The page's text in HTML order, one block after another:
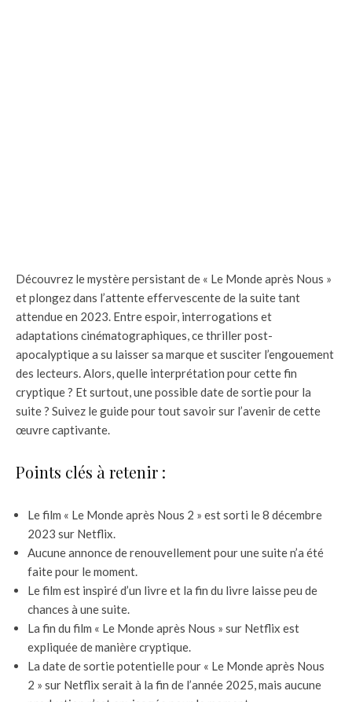
Découvrez le mystère persistant de « Le Monde après Nous »
et plongez dans l’attente effervescente de la suite tant
attendue en 2023. Entre espoir, interrogations et
adaptations cinématographiques, ce thriller post-
apocalyptique a su laisser sa marque et susciter l’engouement
des lecteurs. Alors, quelle interprétation pour cette fin
cryptique ? Et surtout, une possible date de sortie pour la
suite ? Suivez le guide pour tout savoir sur l’avenir de cette
œuvre captivante.
Points clés à retenir :
Le film « Le Monde après Nous 2 » est sorti le 8 décembre
2023 sur Netflix.
Aucune annonce de renouvellement pour une suite n’a été
faite pour le moment.
Le film est inspiré d’un livre et la fin du livre laisse peu de
chances à une suite.
La fin du film « Le Monde après Nous » sur Netflix est
expliquée de manière cryptique.
La date de sortie potentielle pour « Le Monde après Nous
2 » sur Netflix serait à la fin de l’année 2025, mais aucune